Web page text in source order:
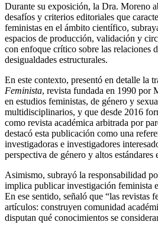
Durante su exposición, la Dra. Moreno
desafíos y criterios editoriales que
feministas en el ámbito científico,
espacios de producción, validación y
con enfoque crítico sobre las relaciones
desigualdades estructurales.
En este contexto, presentó en detalle la
Feminista, revista fundada en 1990 por
en estudios feministas, de género y
multidisciplinarios, y que desde 2016
como revista académica arbitrada por
destacó esta publicación como una
investigadoras e investigadores
perspectiva de género y altos estándares
Asimismo, subrayó la responsabilidad
implica publicar investigación feminista
En ese sentido, señaló que “las revistas
artículos: construyen comunidad
disputan qué conocimientos se